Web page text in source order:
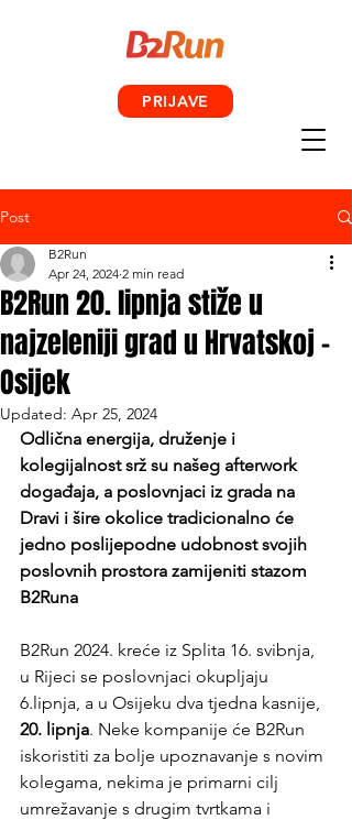
PRIJAVE
Post
B2Run 20. lipnja stiže u
najzeleniji grad u Hrvatskoj –
Osijek
B2Run
Apr 24, 2024 2 min read
Updated: Apr 25, 2024
Odlična energija, druženje i
kolegijalnost srž su našeg afterwork
događaja, a poslovnjaci iz grada na
Dravi i šire okolice tradicionalno će
jedno poslijepodne udobnost svojih
poslovnih prostora zamijeniti stazom
B2Runa
B2Run 2024. kreće iz Splita 16. svibnja,
u Rijeci se poslovnjaci okupljaju
6.lipnja, a u Osijeku dva tjedna kasnije,
20. lipnja. Neke kompanije će B2Run
iskoristiti za bolje upoznavanje s novim
kolegama, nekima je primarni cilj
umrežavanje s drugim tvrtkama i